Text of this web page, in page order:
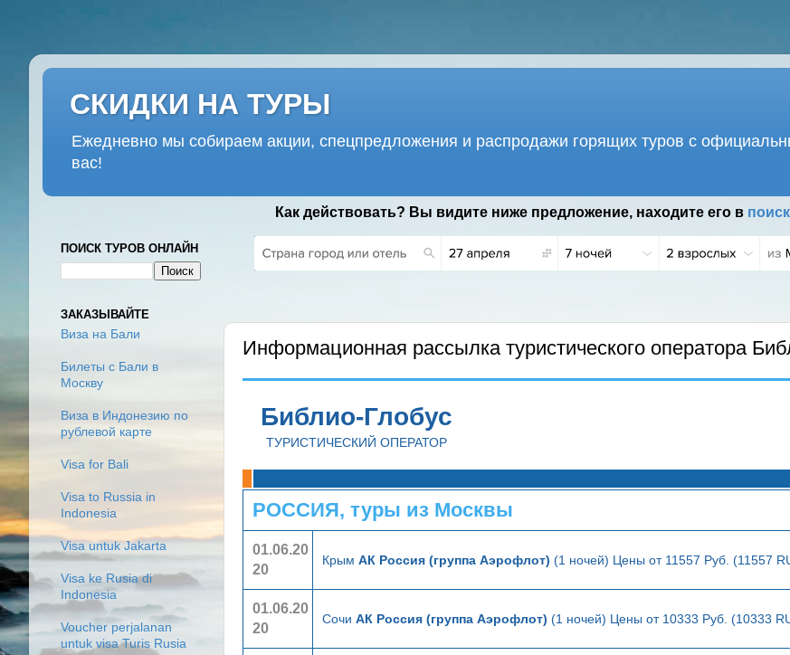
СКИДКИ НА ТУРЫ
Ежедневно мы собираем акции, спецпредложения и распродажи горящих туров с
вас!
Как действовать? Вы видите ниже предложение, находите его в
Информационная рассылка туристического оператора
Библио-Глобус
ТУРИСТИЧЕСКИЙ ОПЕРАТОР
РОССИЯ, туры из Москвы
01.06.20
20
Крым АК Россия (группа Аэрофлот) (1 ночей) Цены от 11557 Руб. (11557
01.06.20
20
Сочи АК Россия (группа Аэрофлот) (1 ночей) Цены от 10333 Руб. (10333
ПОИСК ТУРОВ ОНЛАЙН
ЗАКАЗЫВАЙТЕ
Виза на Бали
Билеты с Бали в
Москву
Виза в Индонезию по
рублевой карте
Visa for Bali
Visa to Russia in
Indonesia
Visa untuk Jakarta
Visa ke Rusia di
Indonesia
Voucher perjalanan
untuk visa Turis Rusia